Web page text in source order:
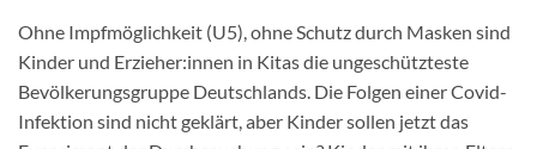
Ohne Impfmöglichkeit (U5), ohne Schutz durch Masken sind
Kinder und Erzieher:innen in Kitas die ungeschützteste
Bevölkerungsgruppe Deutschlands. Die Folgen einer Covid-
Infektion sind nicht geklärt, aber Kinder sollen jetzt das